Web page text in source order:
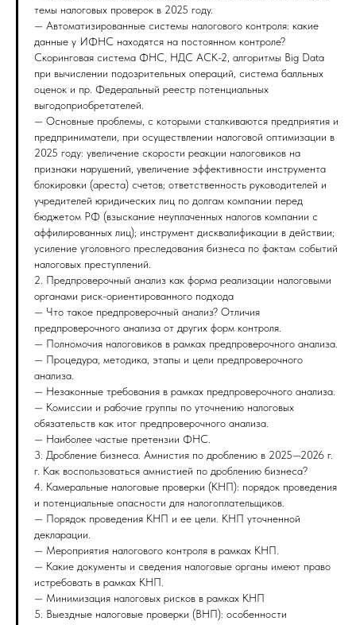
темы налоговых проверок в 2025 году.
— Автоматизированные системы налогового контроля: какие
данные у ИФНС находятся на постоянном контроле?
Скоринговая система ФНС, НДС АСК-2, алгоритмы Big Data
при вычислении подозрительных операций, система балльных
оценок и пр. Федеральный реестр потенциальных
выгодоприобретателей.
— Основные проблемы, с которыми сталкиваются предприятия и
предприниматели, при осуществлении налоговой оптимизации в
2025 году: увеличение скорости реакции налоговиков на
признаки нарушений, увеличение эффективности инструмента
блокировки (ареста) счетов; ответственность руководителей и
учредителей юридических лиц по долгам компании перед
бюджетом РФ (взыскание неуплаченных налогов компании с
аффилированных лиц); инструмент дисквалификации в действии;
усиление уголовного преследования бизнеса по фактам событий
налоговых преступлений.
2. Предпроверочный анализ как форма реализации налоговыми
органами риск-ориентированного подхода
— Что такое предпроверочный анализ? Отличия
предпроверочного анализа от других форм контроля.
— Полномочия налоговиков в рамках предпроверочного анализа.
— Процедура, методика, этапы и цели предпроверочного
анализа.
— Незаконные требования в рамках предпроверочного анализа.
— Комиссии и рабочие группы по уточнению налоговых
обязательств как итог предпроверочного анализа.
— Наиболее частые претензии ФНС.
3. Дробление бизнеса. Амнистия по дроблению в 2025—2026 г.
г. Как воспользоваться амнистией по дроблению бизнеса?
4. Камеральные налоговые проверки (КНП): порядок проведения
и потенциальные опасности для налогоплательщиков.
— Порядок проведения КНП и ее цели. КНП уточненной
декларации.
— Мероприятия налогового контроля в рамках КНП.
— Какие документы и сведения налоговые органы имеют право
истребовать в рамках КНП.
— Минимизация налоговых рисков в рамках КНП
5. Выездные налоговые проверки (ВНП): особенности